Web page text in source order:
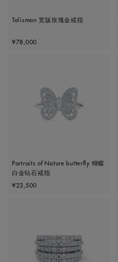
Talisman 宽版玫瑰金戒指
Original price
¥78,000
Portraits of Nature butterfly 蝴蝶
白金钻石戒指
Original price
¥23,500